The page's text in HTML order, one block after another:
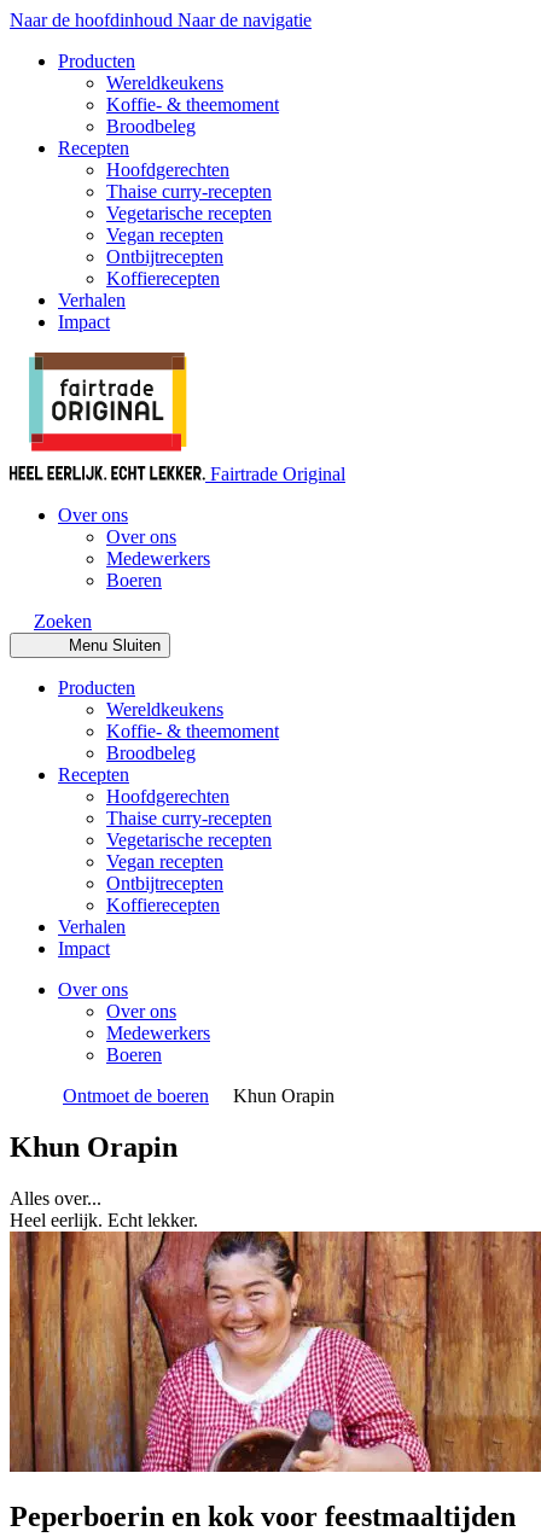
Naar de hoofdinhoud Naar de navigatie
Producten
Wereldkeukens
Koffie- & theemoment
Broodbeleg
Recepten
Hoofdgerechten
Thaise curry-recepten
Vegetarische recepten
Vegan recepten
Ontbijtrecepten
Koffierecepten
Verhalen
Impact
Fairtrade Original
Over ons
Over ons
Medewerkers
Boeren
Zoeken
Menu Sluiten
Producten
Wereldkeukens
Koffie- & theemoment
Broodbeleg
Recepten
Hoofdgerechten
Thaise curry-recepten
Vegetarische recepten
Vegan recepten
Ontbijtrecepten
Koffierecepten
Verhalen
Impact
Over ons
Over ons
Medewerkers
Boeren
Ontmoet de boeren
Khun Orapin
Khun Orapin
Alles over...
Heel eerlijk. Echt lekker.
Peperboerin en kok voor feestmaaltijden